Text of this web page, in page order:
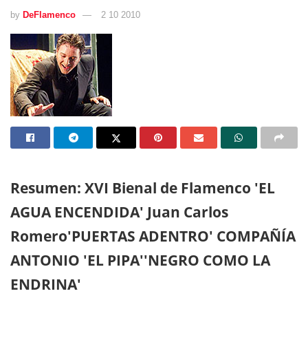
by DeFlamenco 2 10 2010
Resumen: XVI Bienal de Flamenco 'EL
AGUA ENCENDIDA' Juan Carlos
Romero'PUERTAS ADENTRO' COMPAÑÍA
ANTONIO 'EL PIPA''NEGRO COMO LA
ENDRINA'